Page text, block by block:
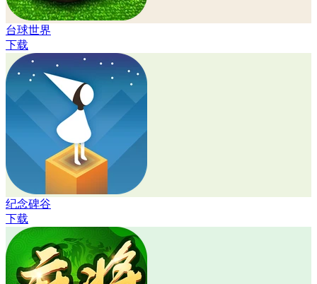
台球世界
下载
纪念碑谷
下载